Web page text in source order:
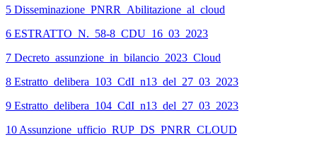
5 Disseminazione_PNRR_Abilitazione_al_cloud
6 ESTRATTO_N._58-8_CDU_16_03_2023
7 Decreto_assunzione_in_bilancio_2023_Cloud
8 Estratto_delibera_103_CdI_n13_del_27_03_2023
9 Estratto_delibera_104_CdI_n13_del_27_03_2023
10 Assunzione_ufficio_RUP_DS_PNRR_CLOUD